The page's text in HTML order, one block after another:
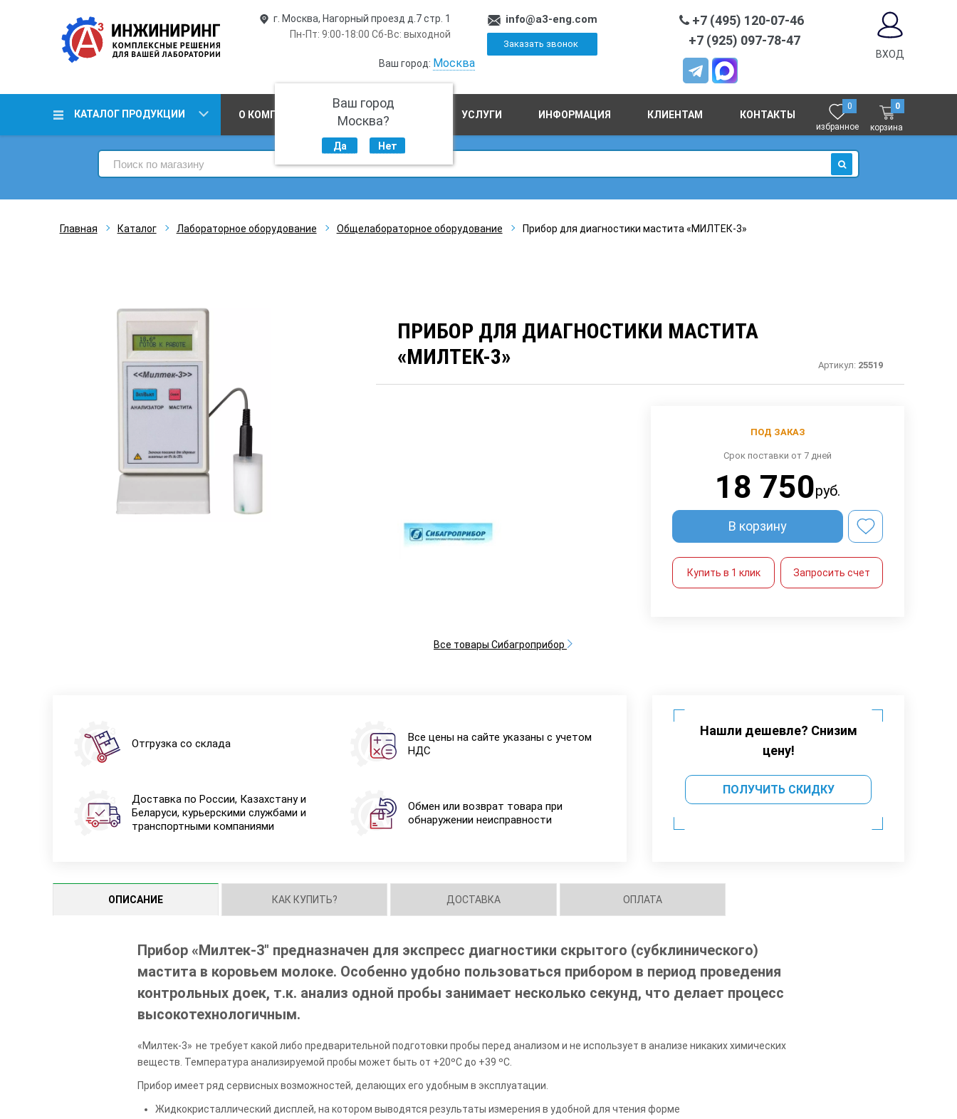
г. Москва, Нагорный проезд д.7 стр. 1
Пн-Пт: 9:00-18:00 Сб-Вс: выходной
Ваш город: Москва
Ваш город
Москва?
Да Нет
info@a3-eng.com
Заказать звонок
+7 (495) 120-07-46
+7 (925) 097-78-47
ВХОД
КАТАЛОГ ПРОДУКЦИИ О КОМПАНИИ ПРОИЗВОДСТВО УСЛУГИ ИНФОРМАЦИЯ КЛИЕНТАМ КОНТАКТЫ
0
избранное
0
корзина
ИСКАТЬ
Главная Каталог Лабораторное оборудование Общелабораторное оборудование Прибор для диагностики мастита «МИЛТЕК-3»
ПРИБОР ДЛЯ ДИАГНОСТИКИ МАСТИТА
«МИЛТЕК-3»
Артикул: 25519
Все товары Сибагроприбор
ПОД ЗАКАЗ
Срок поставки от 7 дней
18 750руб.
В корзину
Купить в 1 клик Запросить счет
Отгрузка со склада
Все цены на сайте указаны с учетом
НДС
Доставка по России, Казахстану и
Беларуси, курьерскими службами и
транспортными компаниями
Обмен или возврат товара при
обнаружении неисправности
Нашли дешевле? Снизим
цену!
ПОЛУЧИТЬ СКИДКУ
ОПИСАНИЕ КАК КУПИТЬ? ДОСТАВКА ОПЛАТА
Прибор «Милтек-3″ предназначен для экспресс диагностики скрытого (субклинического)
мастита в коровьем молоке. Особенно удобно пользоваться прибором в период проведения
контрольных доек, т.к. анализ одной пробы занимает несколько секунд, что делает процесс
высокотехнологичным.
«Милтек-3» не требует какой либо предварительной подготовки пробы перед анализом и не использует в анализе никаких химических
веществ. Температура анализируемой пробы может быть от +20ºС до +39 ºС.
Прибор имеет ряд сервисных возможностей, делающих его удобным в эксплуатации.
Жидкокристаллический дисплей, на котором выводятся результаты измерения в удобной для чтения форме